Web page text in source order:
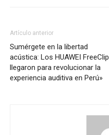
Artículo anterior
Sumérgete en la libertad
acústica: Los HUAWEI FreeClip
llegaron para revolucionar la
experiencia auditiva en Perú»